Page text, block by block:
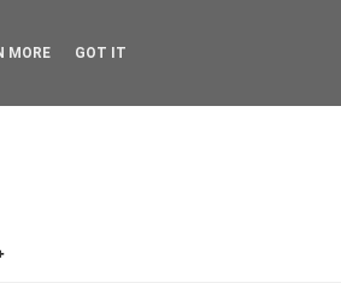
MORE GOT IT